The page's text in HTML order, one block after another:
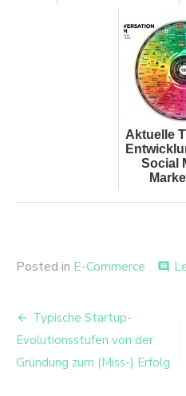
Aktuelle
Social
Posted in E-Commerce comment
Beitrags-
Navigation
Typische Startup-
Evolutionsstufen von der
Gründung zum (Miss-) Erfolg